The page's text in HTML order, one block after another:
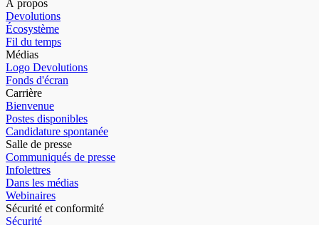
À propos
Devolutions
Écosystème
Fil du temps
Médias
Logo Devolutions
Fonds d'écran
Carrière
Bienvenue
Postes disponibles
Candidature spontanée
Salle de presse
Communiqués de presse
Infolettres
Dans les médias
Webinaires
Sécurité et conformité
Sécurité